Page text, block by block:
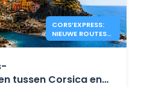
CORS’EXPRESS:
NIEUWE ROUTES
TUSSEN CORSICA
tussen Corsica en